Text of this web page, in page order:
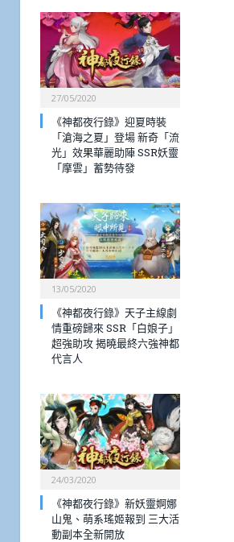
27/05/2020
《神都夜行錄》迎夏時裝
「滄海之夏」登場 新奇「流
光」效果華麗助陣 SSR妖靈
「摩雲」蓄勢待發
13/05/2020
《神都夜行錄》天子主線劇
情重磅歸來 SSR「白娘子」
超強助攻 揭曉最終六強神都
代言人
24/03/2020
《神都夜行錄》新妖靈婀娜
山鬼、萌系瑤姬報到 三大活
動副本全新開放